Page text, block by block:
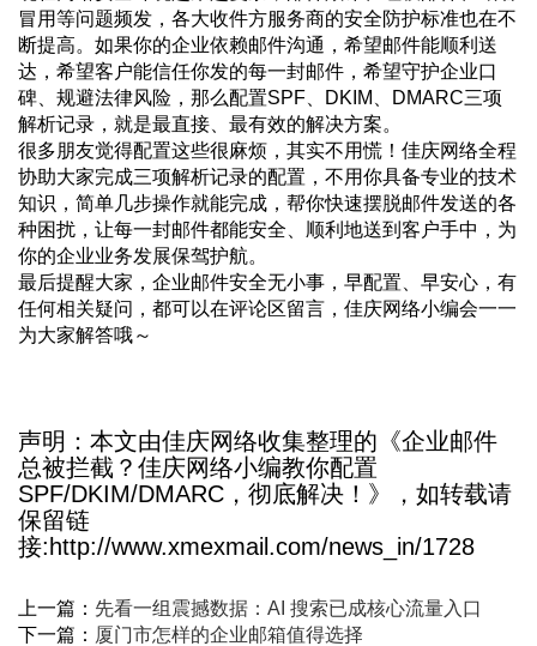
冒用等问题频发，各大收件方服务商的安全防护标准也在不
断提高。如果你的企业依赖邮件沟通，希望邮件能顺利送
达，希望客户能信任你发的每一封邮件，希望守护企业口
碑、规避法律风险，那么配置SPF、DKIM、DMARC三项
解析记录，就是最直接、最有效的解决方案。
很多朋友觉得配置这些很麻烦，其实不用慌！佳庆网络全程
协助大家完成三项解析记录的配置，不用你具备专业的技术
知识，简单几步操作就能完成，帮你快速摆脱邮件发送的各
种困扰，让每一封邮件都能安全、顺利地送到客户手中，为
你的企业业务发展保驾护航。
最后提醒大家，企业邮件安全无小事，早配置、早安心，有
任何相关疑问，都可以在评论区留言，佳庆网络小编会一一
为大家解答哦～
声明：本文由佳庆网络收集整理的《企业邮件
总被拦截？佳庆网络小编教你配置
SPF/DKIM/DMARC，彻底解决！》，如转载请
保留链
接:http://www.xmexmail.com/news_in/1728
上一篇： 先看一组震撼数据：AI 搜索已成核心流量入口
下一篇： 厦门市怎样的企业邮箱值得选择